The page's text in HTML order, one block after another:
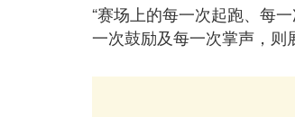
“赛场上的每一次起跑、每
一次鼓励及每一次掌声，则